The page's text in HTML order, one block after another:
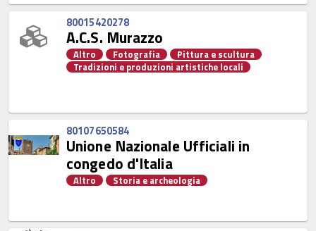
80015420278
A.C.S. Murazzo
Altro Fotografia
Pittura e scultura
Tradizioni e produzioni artistiche locali
80107650584
Unione Nazionale Ufficiali in
congedo d'Italia
Altro Storia e archeologia